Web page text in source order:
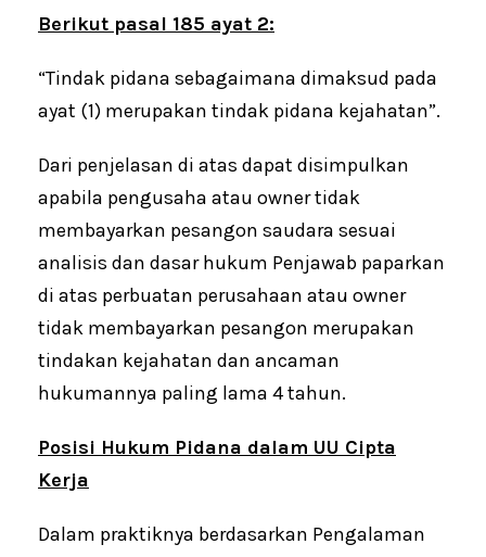
Berikut pasal 185 ayat 2:
“Tindak pidana sebagaimana dimaksud pada
ayat (1) merupakan tindak pidana kejahatan”.
Dari penjelasan di atas dapat disimpulkan
apabila pengusaha atau owner tidak
membayarkan pesangon saudara sesuai
analisis dan dasar hukum Penjawab paparkan
di atas perbuatan perusahaan atau owner
tidak membayarkan pesangon merupakan
tindakan kejahatan dan ancaman
hukumannya paling lama 4 tahun.
Posisi Hukum Pidana dalam UU Cipta
Kerja
Dalam praktiknya berdasarkan Pengalaman